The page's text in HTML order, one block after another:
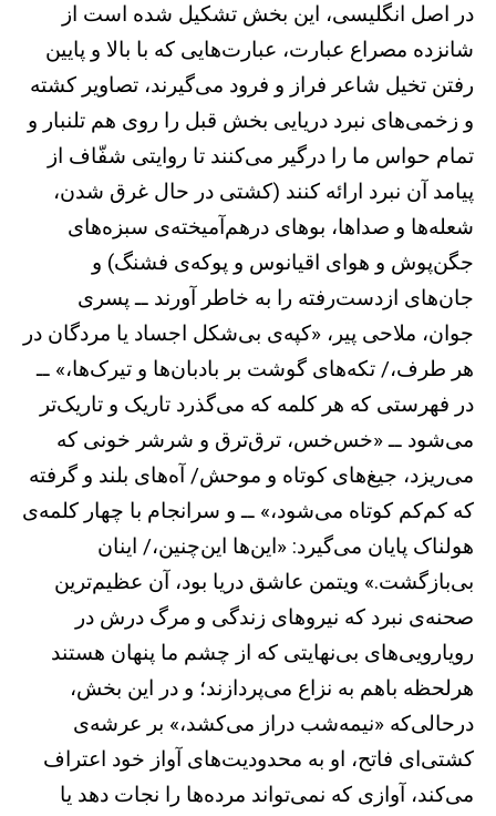
در اصل انگلیسی، این بخش تشکیل شده است از
شانزده مصراع عبارت، عبارت‌هایی که با بالا و پایین
رفتن تخیل شاعر فراز و فرود می‌گیرند، تصاویر کشته
و زخمی‌های نبرد دریایی بخش قبل را روی هم تلنبار و
تمام حواس ما را درگیر می‌کنند تا روایتی شفّاف از
پیامد آن نبرد ارائه کنند (کشتی در حال غرق شدن،
شعله‌ها و صداها، بوهای درهم‌آمیخته‌ی سبزه‌های
جگن‌پوش و هوای اقیانوس و پوکه‌ی فشنگ) و
جان‌های ازدست‌رفته را به خاطر آورند ــ پسری
جوان، ملاحی پیر، «کپه‌ی بی‌شکل اجساد یا مردگان در
هر طرف،/ تکه‌های گوشت بر بادبان‌ها و تیرک‌ها،» ــ
در فهرستی که هر کلمه که می‌گذرد تاریک و تاریک‌تر
می‌شود ــ «خس‌خس، ترق‌ترق و شرشر خونی که
می‌ریزد، جیغ‌های کوتاه و موحش/ آه‌های بلند و گرفته
که کم‌کم کوتاه می‌شود،» ــ و سرانجام با چهار کلمه‌ی
هولناک پایان می‌گیرد: «این‌ها این‌چنین،/ اینان
بی‌بازگشت.» ویتمن عاشق دریا بود، آن عظیم‌ترین
صحنه‌ی نبرد که نیروهای زندگی و مرگ درش در
رویارویی‌های بی‌نهایتی که از چشم ما پنهان هستند
هرلحظه باهم به نزاع می‌پردازند؛ و در این بخش،
درحالی‌که «نیمه‌شب دراز می‌کشد،» بر عرشه‌ی
کشتی‌ای فاتح، او به محدودیت‌های آواز خود اعتراف
می‌کند، آوازی که نمی‌تواند مرده‌ها را نجات دهد یا